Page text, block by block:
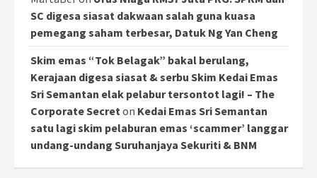
SC digesa siasat dakwaan salah guna kuasa
pemegang saham terbesar, Datuk Ng Yan Cheng
Skim emas “Tok Belagak” bakal berulang,
Kerajaan digesa siasat & serbu Skim Kedai Emas
Sri Semantan elak pelabur tersontot lagi! – The
Corporate Secret on Kedai Emas Sri Semantan
satu lagi skim pelaburan emas ‘scammer’ langgar
undang-undang Suruhanjaya Sekuriti & BNM